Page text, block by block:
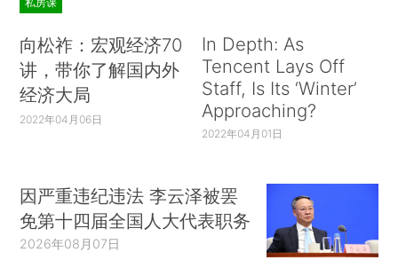
向松祚：宏观经济70
讲，带你了解国内外
经济大局
2022年04月06日
In Depth: As
Tencent Lays Off
Staff, Is Its ‘Winter’
Approaching?
2022年04月01日
因严重违纪违法 李云泽被罢
免第十四届全国人大代表职务
2026年08月07日